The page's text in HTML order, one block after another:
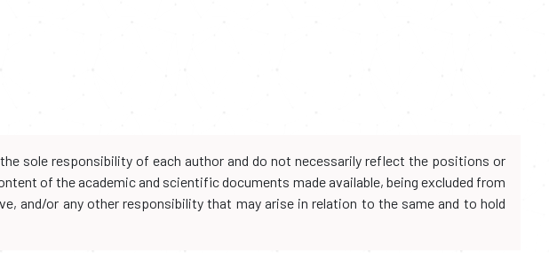
sole responsibility of each author and do not necessarily reflect the positions or
of the academic and scientific documents made available, being excluded from
and/or any other responsibility that may arise in relation to the same and to hold